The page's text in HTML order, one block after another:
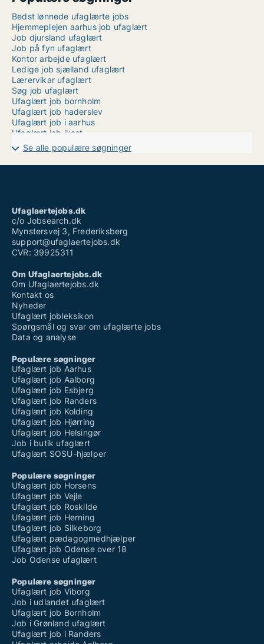
Bedst lønnede ufaglærte jobs
Hjemmeplejen aarhus job ufaglært
Job djursland ufaglært
Job på fyn ufaglært
Kontor arbejde ufaglært
Ledige job sjælland ufaglært
Lærervikar ufaglært
Søg job ufaglært
Ufaglært job bornholm
Ufaglært job haderslev
Ufaglært job i aarhus
Ufaglært job ikast
Ufaglært job kolding sygehus
Ufaglært job nykøbing mors
Ufaglært job skanderborg
Ufaglært tagdækker løn
Vikarbureau københavn ufaglært
Se alle populære søgninger
Ufaglaertejobs.dk
c/o Jobsearch.dk
Mynstersvej 3, Frederiksberg
support@ufaglaertejobs.dk
CVR: 39925311
Om Ufaglaertejobs.dk
Om Ufaglaertejobs.dk
Kontakt os
Nyheder
Ufaglært jobleksikon
Spørgsmål og svar om ufaglærte jobs
Data og analyse
Populære søgninger
Ufaglært job Aarhus
Ufaglært job Aalborg
Ufaglært job Esbjerg
Ufaglært job Randers
Ufaglært job Kolding
Ufaglært job Hjørring
Ufaglært job Helsingør
Job i butik ufaglært
Ufaglært SOSU-hjælper
Populære søgninger
Ufaglært job Horsens
Ufaglært job Vejle
Ufaglært job Roskilde
Ufaglært job Herning
Ufaglært job Silkeborg
Ufaglært pædagogmedhjælper
Ufaglært job Odense over 18
Job Odense ufaglært
Populære søgninger
Ufaglært job Viborg
Job i udlandet ufaglært
Ufaglært job Bornholm
Job i Grønland ufaglært
Ufaglært job i Randers